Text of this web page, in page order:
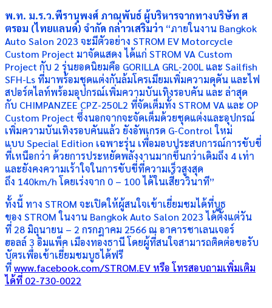
พ.ท. ม.ร.ว.พีรานุพงศ์ ภาณุพันธ์ ผู้บริหารจากทางบริษัท ส
ตรอม (ไทยแลนด์) จำกัด กล่าวเสริมว่า “ภายในงาน Bangkok
Auto Salon 2023 จะมีตัวอย่าง STROM EV Motorcycle
Custom Project มาจัดแสดง ได้แก่ STROM VA Custom
Project กับ 2 รุ่นยอดนิยมคือ GORILLA GRL-200L และ Sailfish
SFH-Ls ที่มาพร้อมชุดแต่งกันล้มโครเมียมเพิ่มความดุดัน และไฟ
สปอร์ตไลท์พร้อมอุปกรณ์เพิ่มความบันเทิงรอบคัน และ ล่าสุด
กับ CHIMPANZEE CPZ-250L2 ที่จัดเต็มทั้ง STROM VA และ OP
Custom Project ซึ่งนอกจากจะจัดเต็มด้วยชุดแต่งและอุปกรณ์
เพิ่มความบันเทิงรอบคันแล้ว ยังอัพเกรด G-Control ใหม่
แบบ Special Edition เฉพาะรุ่น เพื่อมอบประสบการณ์การขับขี่
ที่เหนือกว่า ด้วยการประหยัดพลังงานมากขึ้นกว่าเดิมถึง 4 เท่า
และยังคงความเร้าใจในการขับขี่ที่ความเร็วสูงสุด
ถึง 140km/h โดยเร่งจาก 0 – 100 ได้ในเสี้ยววินาที”
ทั้งนี้ ทาง STROM จะเปิดให้ผู้สนใจเข้าเยี่ยมชมได้ที่บูธ
ของ STROM ในงาน Bangkok Auto Salon 2023 ได้ตั้งแต่วัน
ที่ 28 มิถุนายน – 2 กรกฎาคม 2566 ณ อาคารชาเลนเจอร์
ฮอลล์ 3 อิมแพ็ค เมืองทองธานี โดยผู้ที่สนใจสามารถติดต่อขอรับ
บัตรเพื่อเข้าเยี่ยมชมบูธได้ฟรี
ที่www.facebook.com/STROM.EV หรือ โทรสอบถามเพิ่มเติม
ได้ที่ 02-730-0022